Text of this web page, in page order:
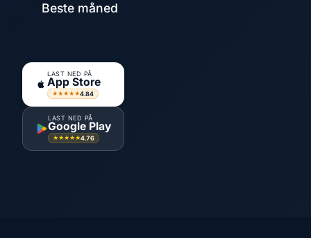
Beste måned
LAST NED PÅ
App Store
★★★★★4.84
LAST NED PÅ
Google Play
★★★★★4.76